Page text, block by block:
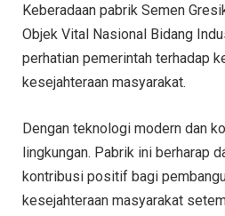
Keberadaan pabrik Semen
Objek Vital Nasional Bidang
perhatian pemerintah terhadap
kesejahteraan masyarakat.
Dengan teknologi modern dan
lingkungan. Pabrik ini berharap
kontribusi positif bagi
kesejahteraan masyarakat